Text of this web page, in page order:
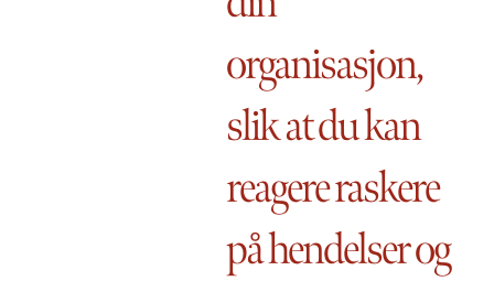
organisasjon,
slik at du kan
reagere raskere
på hendelser og